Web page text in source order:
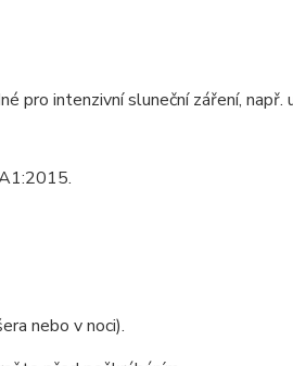
intenzivní sluneční záření, např.
nebo v noci).